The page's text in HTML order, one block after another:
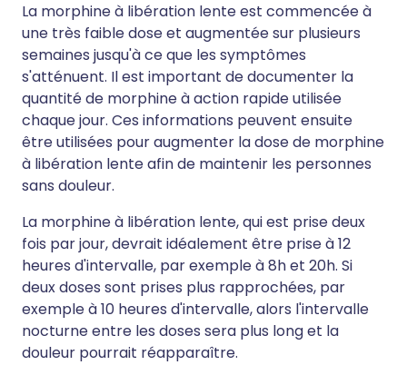
La morphine à libération lente est commencée à
une très faible dose et augmentée sur plusieurs
semaines jusqu'à ce que les symptômes
s'atténuent. Il est important de documenter la
quantité de morphine à action rapide utilisée
chaque jour. Ces informations peuvent ensuite
être utilisées pour augmenter la dose de morphine
à libération lente afin de maintenir les personnes
sans douleur.
La morphine à libération lente, qui est prise deux
fois par jour, devrait idéalement être prise à 12
heures d'intervalle, par exemple à 8h et 20h. Si
deux doses sont prises plus rapprochées, par
exemple à 10 heures d'intervalle, alors l'intervalle
nocturne entre les doses sera plus long et la
douleur pourrait réapparaître.